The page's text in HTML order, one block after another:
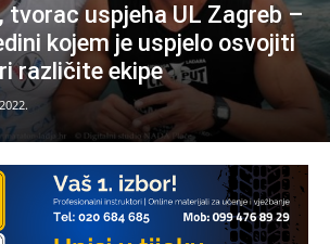
tvorac uspjeha UL Zagreb –
kojem je uspjelo osvojiti
različite ekipe